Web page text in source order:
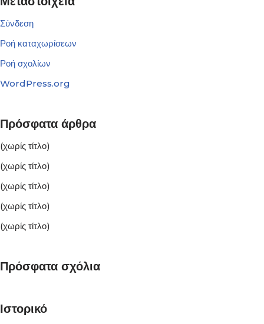
Σύνδεση
Ροή καταχωρίσεων
Ροή σχολίων
WordPress.org
Πρόσφατα άρθρα
(χωρίς τίτλο)
(χωρίς τίτλο)
(χωρίς τίτλο)
(χωρίς τίτλο)
(χωρίς τίτλο)
Πρόσφατα σχόλια
Ιστορικό